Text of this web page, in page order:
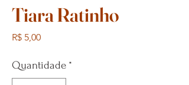
Tiara Ratinho
R$ 5,00Preço
Quantidade *